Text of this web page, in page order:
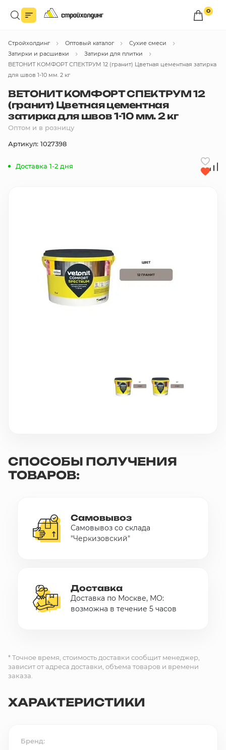
0
Войдите в личный кабинет
Вы сможете оформлять заказыпо оптовым ценам.
Войти
Каталог товаров
бренды
Минимальный заказ
+7(495) 988-86-47
sales@stroyholding.ru
Стройхолдинг Оптовый каталог
Сухие смеси
Затирки и расшивки
Затирки для плитки
ВЕТОНИТ КОМФОРТ СПЕКТРУМ 12 (гранит) Цветная цементная затирка
для швов 1-10 мм. 2 кг
ВЕТОНИТ КОМФОРТ СПЕКТРУМ 12
(гранит) Цветная цементная
затирка для швов 1-10 мм. 2 кг
Оптом и в розницу
Артикул: 1027398
Доставка 1-2 дня
СПОСОБЫ ПОЛУЧЕНИЯ
ТОВАРОВ:
Самовывоз
Самовывоз со склада
"Черкизовский"
Доставка
Доставка по Москве, МО:
возможна в течение 5 часов
* Точное время, стоимость доставки сообщит менеджер,
зависит от адреса доставки, объема товаров и времени
заказа.
ХАРАКТЕРИСТИКИ
Бренд